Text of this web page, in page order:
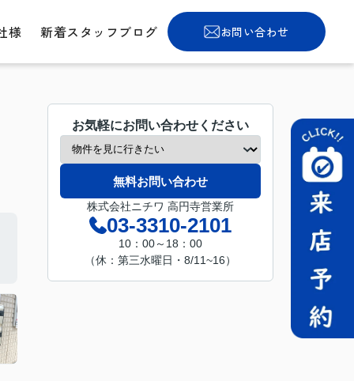
様 新着スタッフブログ お問い合わせ
お気軽にお問い合わせください
無料お問い合わせ
株式会社ニチワ 高円寺営業所
03-3310-2101
10：00～18：00
（休：第三水曜日・8/11~16）